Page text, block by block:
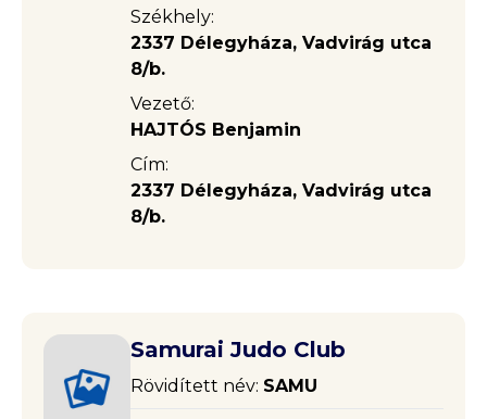
Székhely:
2337 Délegyháza, Vadvirág utca
8/b.
Vezető:
HAJTÓS Benjamin
Cím:
2337 Délegyháza, Vadvirág utca
8/b.
Samurai Judo Club
Rövidített név: SAMU